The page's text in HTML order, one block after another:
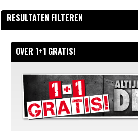
RESULTATEN FILTEREN
OVER 1+1 GRATIS!